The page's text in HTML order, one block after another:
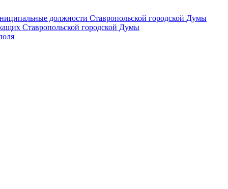
должности Ставропольской городской Думы
Ставропольской городской Думы